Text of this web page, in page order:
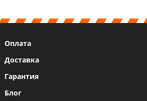
Оплата
Доставка
Гарантия
Блог